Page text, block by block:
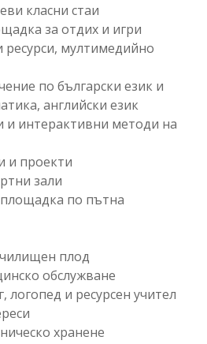
класни стаи
за отдих и игри
ресурси, мултимедийно
по български език и
английски език
и интерактивни методи на
и проекти
зали
по пътна
плод
обслужване
логопед и ресурсен учител
хранене